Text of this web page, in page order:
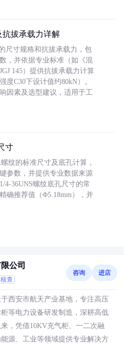
抗拔承载力详解
尺寸规格和抗拔承载力，包
，并依据专业标准（如《混
145）提供抗拔承载力计算
度C30下设计值约80kN）。
因素及选型建议，适用于工
寸
纹的标准尺寸及底孔计算，
参数，并提供专业数据来源
4-36UNS螺纹底孔尺寸的常
确推荐值（Φ5.18mm），并
公司
查
咨询 进店
西安市航天产业基地，专注高压
等电力设备研发制造，深耕高低
，凭借10KV充气柜、一二次融
源、工业等领域提供专业解决方